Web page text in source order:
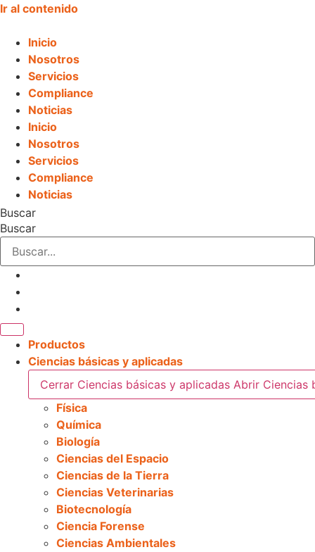
Ir al contenido
Inicio
Nosotros
Servicios
Compliance
Noticias
Inicio
Nosotros
Servicios
Compliance
Noticias
Buscar
Buscar
Productos
Ciencias básicas y aplicadas
Cerrar Ciencias básicas y aplicadas Abrir Ciencias
Física
Química
Biología
Ciencias del Espacio
Ciencias de la Tierra
Ciencias Veterinarias
Biotecnología
Ciencia Forense
Ciencias Ambientales